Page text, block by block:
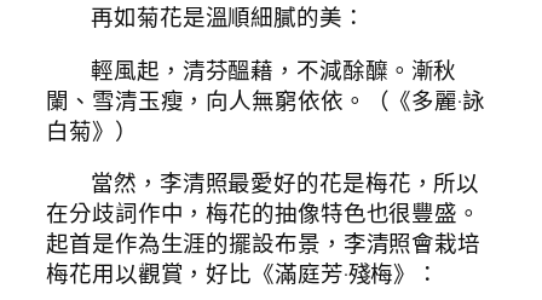
再如菊花是溫順細膩的美：
輕風起，清芬醞藉，不減酴醾。漸秋
闌、雪清玉瘦，向人無窮依依。（《多麗·詠
白菊》）
當然，李清照最愛好的花是梅花，所以
在分歧詞作中，梅花的抽像特色也很豐盛。
起首是作為生涯的擺設布景，李清照會栽培
梅花用以觀賞，好比《滿庭芳·殘梅》：